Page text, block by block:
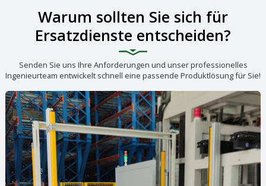
Warum sollten Sie sich für
Ersatzdienste entscheiden?
Senden Sie uns Ihre Anforderungen und unser professionelles
Ingenieurteam entwickelt schnell eine passende Produktlösung für Sie!